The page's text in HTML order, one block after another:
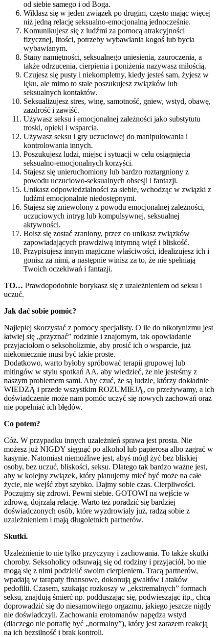
od siebie samego i od Boga.
Wikłasz się w jeden związek po drugim, często mając więcej
niż jedną relację seksualno-emocjonalną jednocześnie.
Komunikujesz się z ludźmi za pomocą atrakcyjności
fizycznej, litości, potrzeby wybawiania kogoś lub bycia
wybawianym.
Stany namiętności, seksualnego uniesienia, zauroczenia, a
także odrzucenia, cierpienia i poniżenia nazywasz miłością.
Czujesz się pusty i niekompletny, kiedy jesteś sam, żyjesz w
lęku, ale mimo to stale poszukujesz związków lub
seksualnych kontaktów.
Seksualizujesz stres, winę, samotność, gniew, wstyd, obawę,
zazdrość i zawiść.
Używasz seksu i emocjonalnej zależności jako substytutu
troski, opieki i wsparcia.
Używasz seksu i gry uczuciowej do manipulowania i
kontrolowania innych.
Poszukujesz ludzi, miejsc i sytuacji w celu osiągnięcia
seksualno-emocjonalnych korzyści.
Stajesz się unieruchomiony lub bardzo roztargniony z
powodu uczuciowo-seksualnych obsesji i fantazji.
Unikasz odpowiedzialności za siebie, wchodząc w związki z
ludźmi emocjonalnie niedostępnymi.
Stajesz się zniewolony z powodu emocjonalnej zależności,
uczuciowych intryg lub kompulsywnej, seksualnej
aktywności.
Boisz się zostać zraniony, przez co unikasz związków
zapowiadających prawdziwą intymną więź i bliskość.
Przypisujesz innym magiczne właściwości, idealizujesz ich i
gonisz za nimi, a następnie winisz za to, że nie spełniają
Twoich oczekiwań i fantazji.
TO… Prawdopodobnie borykasz się z uzależnieniem od seksu i
uczuć.
Jak dać sobie pomóc?
Najlepiej skorzystać z pomocy specjalisty. O ile do nikotynizmu jest
łatwiej się „przyznać” rodzinie i znajomym, tak opowiadanie
przyjaciołom o seksoholizmie, aby prosić ich o wsparcie, już
niekoniecznie musi być takie proste.
Dodatkowo, warto byłoby spróbować terapii grupowej lub
mitingów w stylu spotkań AA, aby wiedzieć, że nie jesteśmy z
naszym problemem sami. Aby czuć, że są ludzie, którzy dokładnie
WIEDZĄ i przede wszystkim ROZUMIEJĄ, co przeżywamy, a ich
doświadczenie może nam pomóc uczyć się nowych zachowań oraz
nie popełniać ich błędów.
Co potem?
Cóż. W przypadku innych uzależnień sprawa jest prosta. Nie
możesz już NIGDY sięgnąć po alkohol lub papierosa albo zagrać w
kasynie. Natomiast niemożliwe jest, abyś mógł żyć bez bliskiej
osoby, bez uczuć, bliskości, seksu. Dlatego tak bardzo ważne jest,
aby w kolejny związek, który planujemy mieć być może na całe
życie, nie wejść zbyt szybko. Dajmy sobie czas. Cierpliwości.
Poczujmy się zdrowi. Pewni siebie. GOTOWI na wejście w
zdrową, dojrzałą relację. Warto też poradzić się bardziej
doświadczonych osób, które wyzdrowiały już, radzą sobie z
uzależnieniem i mają długoletnich partnerów.
Skutki.
Uzależnienie to nie tylko przyczyny i zachowania. To także skutki
choroby. Seksoholicy odsuwają się od rodziny i przyjaciół, bo nie
mogą się z nimi podzielić swoim cierpieniem. Tracą partnerów,
wpadają w tarapaty finansowe, dokonują gwałtów i ataków
pedofilii. Czasem, szukając rozkoszy w „ekstremalnych” formach
seksu, znajdują śmierć np. podduszając się, podwieszając itp., chcą
doprowadzić się do niesamowitego orgazmu, jakiego jeszcze nigdy
nie doświadczyli. Zachowania erotomanów napędza wstyd
(dlaczego nie potrafię być „normalny”), który jest zarazem reakcją
na ich bezsilność i brak kontroli.